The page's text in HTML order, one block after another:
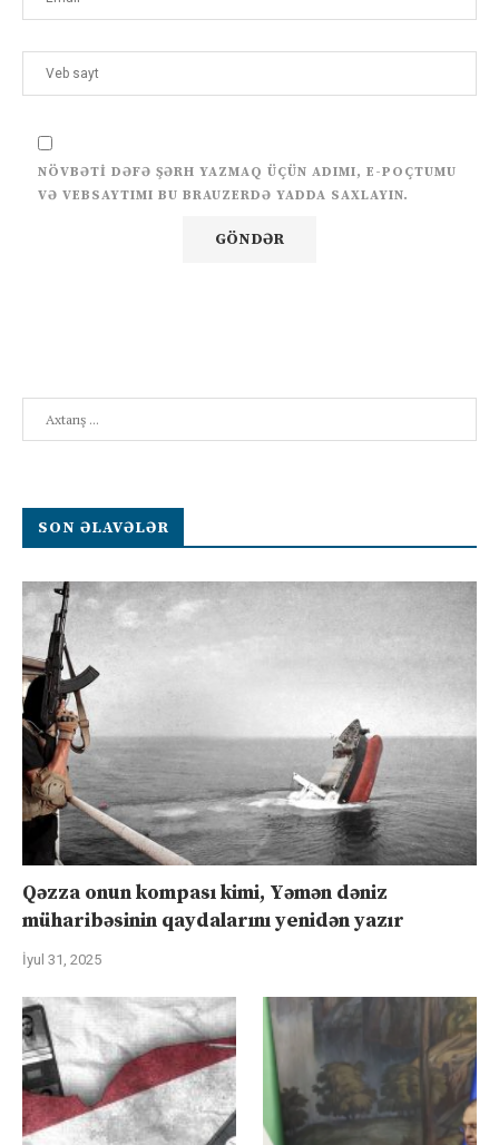
NÖVBƏTI DƏFƏ ŞƏRH YAZMAQ ÜÇÜN ADIMI, E-POÇTUMU
VƏ VEBSAYTIMI BU BRAUZERDƏ YADDA SAXLAYIN.
SON ƏLAVƏLƏR
Qəzza onun kompası kimi, Yəmən dəniz
müharibəsinin qaydalarını yenidən yazır
İyul 31, 2025